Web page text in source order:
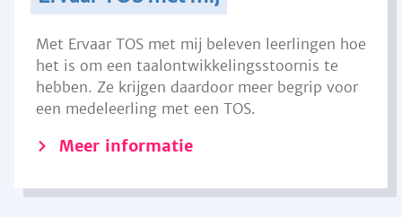
Met Ervaar TOS met mij beleven leerlingen hoe
het is om een taalontwikkelingsstoornis te
hebben. Ze krijgen daardoor meer begrip voor
een medeleerling met een TOS.
Meer informatie